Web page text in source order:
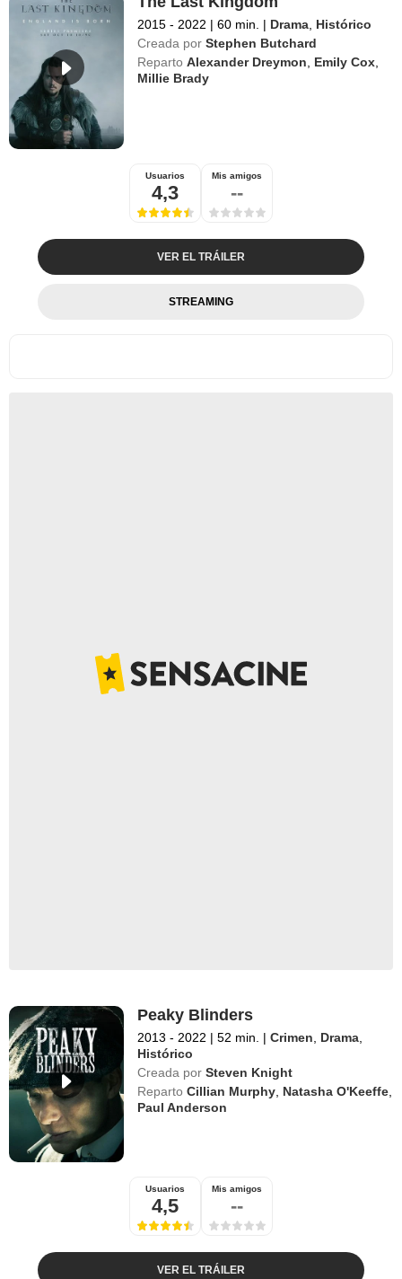
2015 - 2022 | 60 min. | Drama Histórico
Creada por Stephen Butchard
Reparto Alexander Dreymon Emily Cox
Millie Brady
Usuarios
4,3
Mis amigos
--
VER EL TRÁILER
STREAMING
Peaky Blinders
2013 - 2022 | 52 min. | Crimen Drama
Histórico
Creada por Steven Knight
Reparto Cillian Murphy Natasha O'Keeffe
Paul Anderson
Usuarios
4,5
Mis amigos
--
VER EL TRÁILER